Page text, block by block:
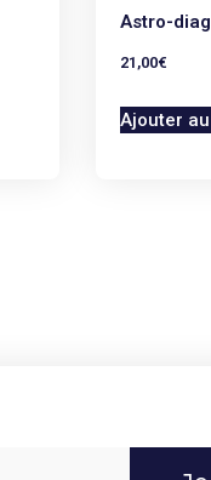
Astro-
21,00€
Ajouter